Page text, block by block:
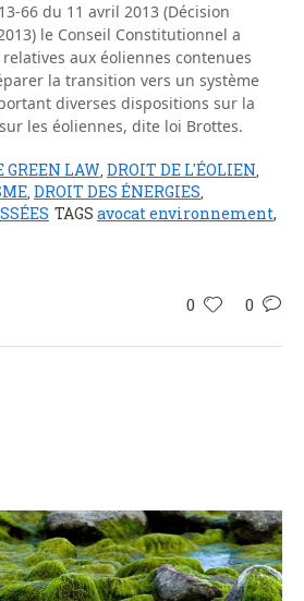
66 du 11 avril 2013 (Décision
le Conseil Constitutionnel a
aux éoliennes contenues
la transition vers un système
diverses dispositions sur la
les éoliennes, dite loi Brottes.
GREEN LAW DROIT DE L'ÉOLIEN
DROIT DES ÉNERGIES
TAGS avocat environnement,
0 0